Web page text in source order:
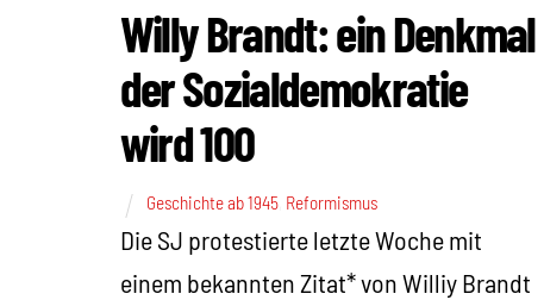
Willy Brandt: ein Denkmal
der Sozialdemokratie
wird 100
Geschichte ab 1945, Reformismus
Die SJ protestierte letzte Woche mit
einem bekannten Zitat* von Williy Brandt